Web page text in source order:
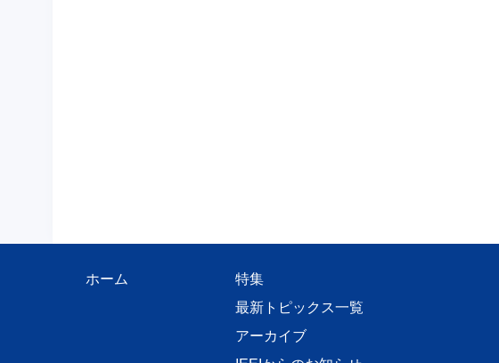
ホーム
特集
最新トピックス一覧
アーカイブ